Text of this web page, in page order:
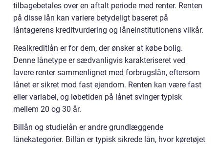
tilbagebetales over en aftalt periode med renter. Renten
på disse lån kan variere betydeligt baseret på
låntagerens kreditvurdering og låneinstitutionens vilkår.
Realkreditlån er for dem, der ønsker at købe bolig.
Denne lånetype er sædvanligvis karakteriseret ved
lavere renter sammenlignet med forbrugslån, eftersom
lånet er sikret mod fast ejendom. Renten kan være fast
eller variabel, og løbetiden på lånet svinger typisk
mellem 20 og 30 år.
Billån og studielån er andre grundlæggende
lånekategorier. Billån er typisk sikrede lån, hvor køretøjet